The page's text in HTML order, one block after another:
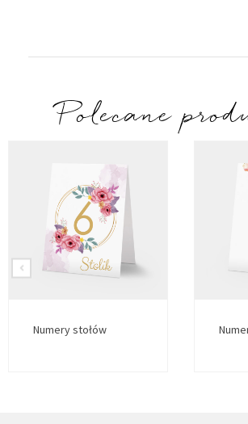
Polecane
Numery stołów